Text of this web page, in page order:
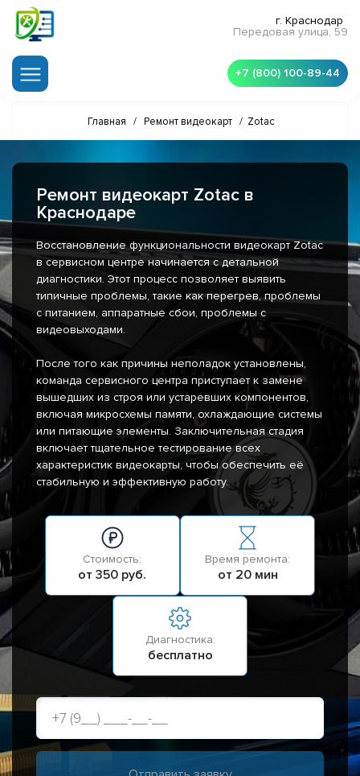
г. Краснодар
Передовая улица, 59
+7 (800) 100-89-44
Главная / Ремонт видеокарт / Zotac
Ремонт видеокарт Zotac в
Краснодаре
Восстановление функциональности видеокарт Zotac
в сервисном центре начинается с детальной
диагностики. Этот процесс позволяет выявить
типичные проблемы, такие как перегрев, проблемы
с питанием, аппаратные сбои, проблемы с
видеовыходами.
После того как причины неполадок установлены,
команда сервисного центра приступает к замене
вышедших из строя или устаревших компонентов,
включая микросхемы памяти, охлаждающие системы
или питающие элементы. Заключительная стадия
включает тщательное тестирование всех
характеристик видеокарты, чтобы обеспечить её
стабильную и эффективную работу.
Стоимость:
от 350 руб.
Время ремонта:
от 20 мин
Диагностика:
бесплатно